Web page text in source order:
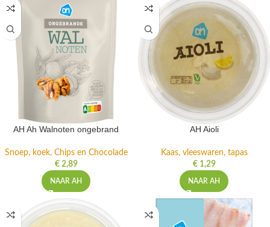
AH Ah Walnoten ongebrand
Snoep, koek, Chips en Chocolade
€2,89
NAAR AH
AH Aioli
Kaas, vleeswaren, tapas
€1,29
NAAR AH